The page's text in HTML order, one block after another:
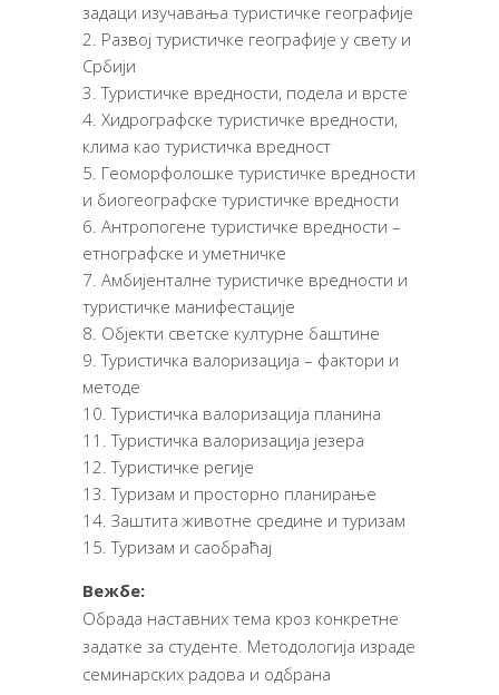
задаци изучавања туристичке географије
Развој туристичке географије у свету и
Србији
Туристичке вредности, подела и врсте
Хидрографске туристичке вредности,
клима као туристичка вредност
Геоморфолошке туристичке вредности
и биогеографске туристичке вредности
Антропогене туристичке вредности –
етнографске и уметничке
Амбијенталне туристичке вредности и
туристичке манифестације
Објекти светске културне баштине
Туристичка валоризација – фактори и
методе
Туристичка валоризација планина
Туристичка валоризација језера
Туристичке регије
Туризам и просторно планирање
Заштита животне средине и туризам
Туризам и саобраћај
Вежбе:
Обрада наставних тема кроз конкретне
задатке за студенте. Методологија израде
семинарских радова и одбрана